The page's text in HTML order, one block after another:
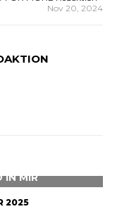
Nov 20, 2024
IN MIR
2025